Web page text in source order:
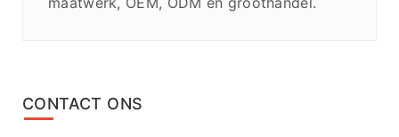
CONTACT ONS